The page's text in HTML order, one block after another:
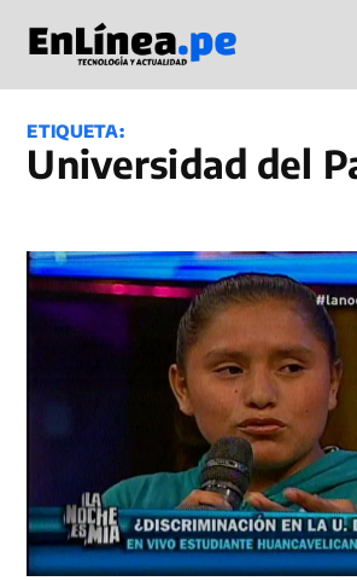
contenido
en
ETIQUETA:
Universidad del